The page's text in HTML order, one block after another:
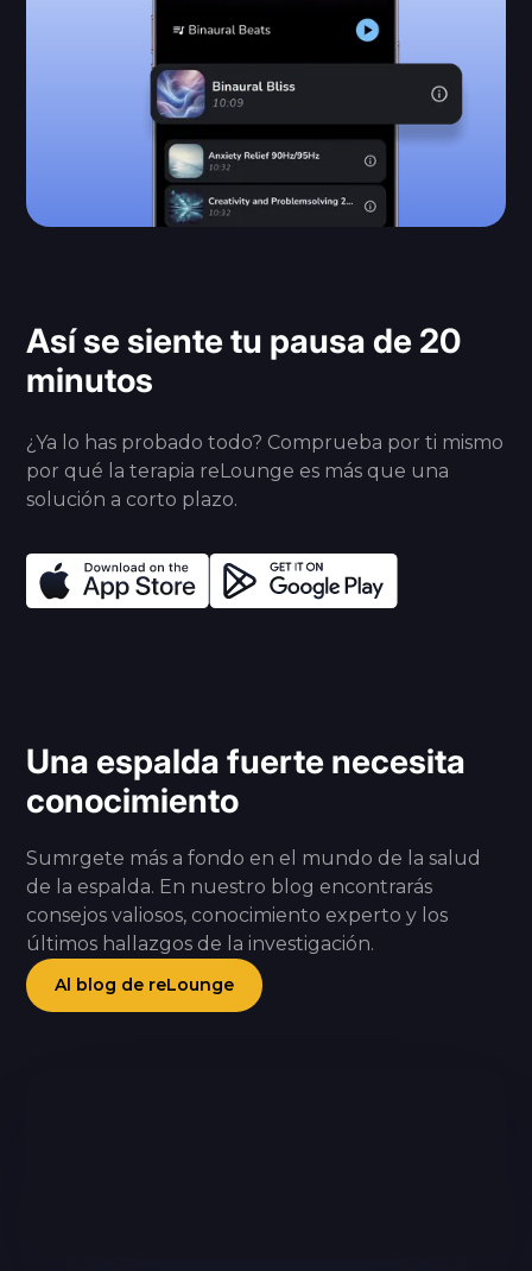
Así se siente tu pausa de 20
minutos
¿Ya lo has probado todo? Comprueba por ti mismo
por qué la terapia reLounge es más que una
solución a corto plazo.
Una espalda fuerte necesita
conocimiento
Sumrgete más a fondo en el mundo de la salud
de la espalda. En nuestro blog encontrarás
consejos valiosos, conocimiento experto y los
últimos hallazgos de la investigación.
Al blog de reLounge